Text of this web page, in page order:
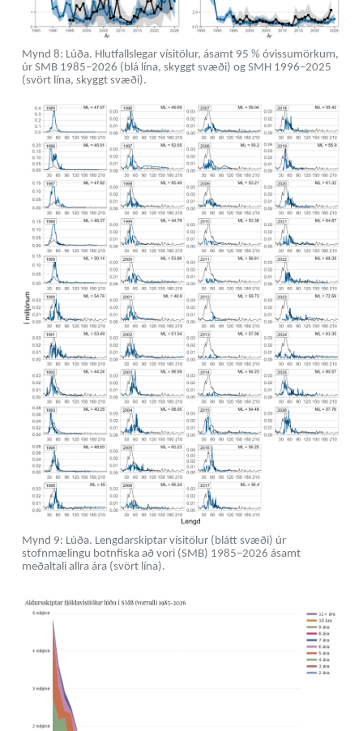
Mynd 8: Lúða. Hlutfallslegar vísitölur, ásamt 95 % óvissumörkum,
úr SMB 1985–2026 (blá lína, skyggt svæði) og SMH 1996–2025
(svört lína, skyggt svæði).
Mynd 9: Lúða. Lengdarskiptar vísitölur (blátt svæði) úr
stofnmælingu botnfiska að vori (SMB) 1985–2026 ásamt
meðaltali allra ára (svört lína).